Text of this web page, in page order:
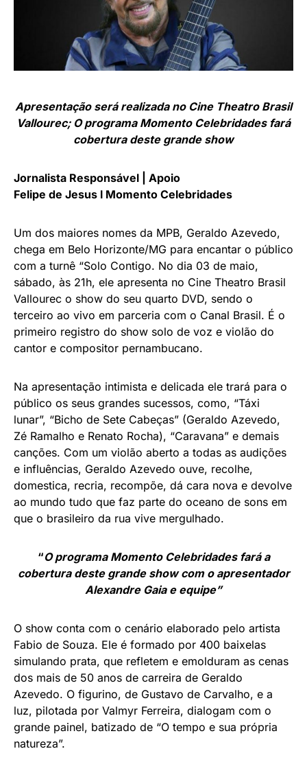
Apresentação será realizada no Cine Theatro Brasil
Vallourec; O programa Momento Celebridades fará
cobertura deste grande show
Jornalista Responsável | Apoio
Felipe de Jesus l Momento Celebridades
Um dos maiores nomes da MPB, Geraldo Azevedo,
chega em Belo Horizonte/MG para encantar o público
com a turnê “Solo Contigo. No dia 03 de maio,
sábado, às 21h, ele apresenta no Cine Theatro Brasil
Vallourec o show do seu quarto DVD, sendo o
terceiro ao vivo em parceria com o Canal Brasil. É o
primeiro registro do show solo de voz e violão do
cantor e compositor pernambucano.
Na apresentação intimista e delicada ele trará para o
público os seus grandes sucessos, como, “Táxi
lunar”, “Bicho de Sete Cabeças” (Geraldo Azevedo,
Zé Ramalho e Renato Rocha), “Caravana” e demais
canções. Com um violão aberto a todas as audições
e influências, Geraldo Azevedo ouve, recolhe,
domestica, recria, recompõe, dá cara nova e devolve
ao mundo tudo que faz parte do oceano de sons em
que o brasileiro da rua vive mergulhado.
“O programa Momento Celebridades fará a
cobertura deste grande show com o apresentador
Alexandre Gaia e equipe”
O show conta com o cenário elaborado pelo artista
Fabio de Souza. Ele é formado por 400 baixelas
simulando prata, que refletem e emolduram as cenas
dos mais de 50 anos de carreira de Geraldo
Azevedo. O figurino, de Gustavo de Carvalho, e a
luz, pilotada por Valmyr Ferreira, dialogam com o
grande painel, batizado de “O tempo e sua própria
natureza”.